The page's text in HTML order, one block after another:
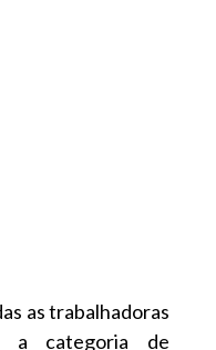
as trabalhadoras
a categoria de